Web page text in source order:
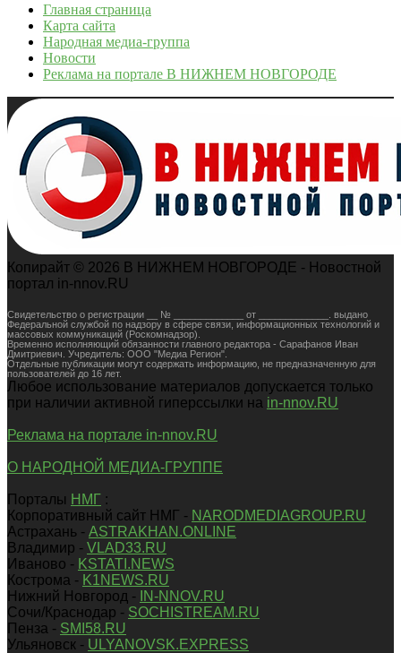
Главная страница
Карта сайта
Народная медиа-группа
Новости
Реклама на портале В НИЖНЕМ НОВГОРОДЕ
Копирайт © 2026 В НИЖНЕМ НОВГОРОДЕ - Новостной
портал in-nnov.RU
Свидетельство о регистрации __ № _____________ от _____________. выдано
Федеральной службой по надзору в сфере связи, информационных технологий и
массовых коммуникаций (Роскомнадзор).
Временно исполняющий обязанности главного редактора - Сарафанов Иван
Дмитриевич. Учредитель: ООО "Медиа Регион".
Отдельные публикации могут содержать информацию, не предназначенную для
пользователей до 16 лет.
Любое использование материалов допускается только
при наличии активной гиперссылки на in-nnov.RU
Реклама на портале in-nnov.RU
О НАРОДНОЙ МЕДИА-ГРУППЕ
Порталы НМГ :
Корпоративный сайт НМГ - NARODMEDIAGROUP.RU
Астрахань - ASTRAKHAN.ONLINE
Владимир - VLAD33.RU
Иваново - KSTATI.NEWS
Кострома - K1NEWS.RU
Нижний Новгород -
IN-NNOV.RU
Сочи/Краснодар - SOCHISTREAM.RU
Пенза - SMI58.RU
Ульяновск - ULYANOVSK.EXPRESS